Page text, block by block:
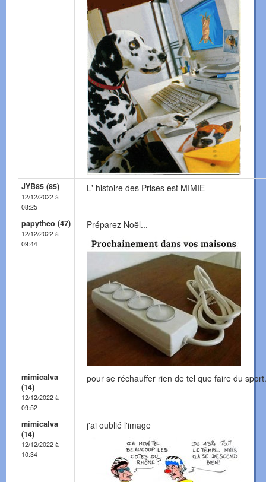
JYB85 (85)
12/12/2022 à
08:25
L' histoire des Prises est MIMIE
papytheo (47)
12/12/2022 à
09:44
Préparez Noël...
mimicalva
(14)
12/12/2022 à
09:52
pour se réchauffer rien de tel que faire du
mimicalva
(14)
12/12/2022 à
10:34
j'ai oublié l'image